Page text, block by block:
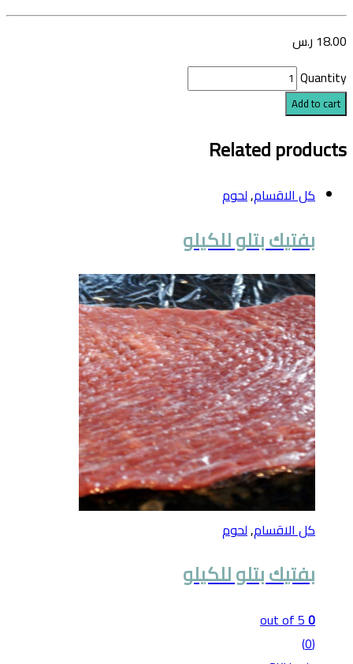
18.00 ر.س
Quantity
Add to cart
Related products
كل الاقسام,لحوم
بفتيك بتلو للكيلو
كل الاقسام,لحوم
بفتيك بتلو للكيلو
0
out of 5
(0)